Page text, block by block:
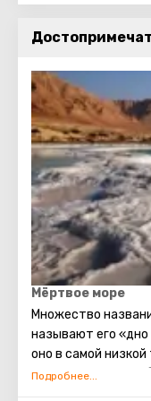
Мёртвое море
Множество
называют его «дно
оно в самой
сюжетах этот